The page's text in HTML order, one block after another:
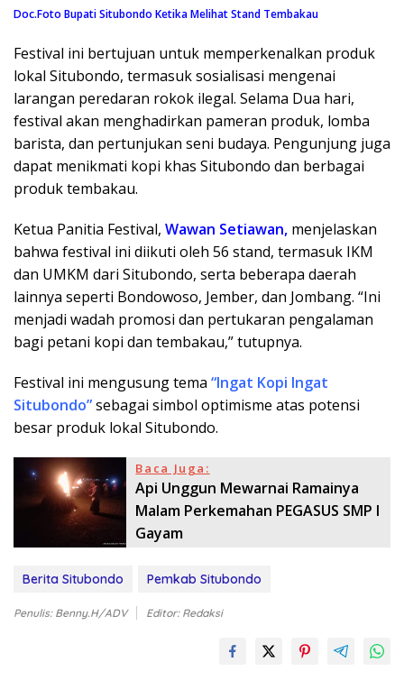
Doc.Foto Bupati Situbondo Ketika Melihat Stand Tembakau
Festival ini bertujuan untuk memperkenalkan produk
lokal Situbondo, termasuk sosialisasi mengenai
larangan peredaran rokok ilegal. Selama Dua hari,
festival akan menghadirkan pameran produk, lomba
barista, dan pertunjukan seni budaya. Pengunjung juga
dapat menikmati kopi khas Situbondo dan berbagai
produk tembakau.
Ketua Panitia Festival, Wawan Setiawan, menjelaskan
bahwa festival ini diikuti oleh 56 stand, termasuk IKM
dan UMKM dari Situbondo, serta beberapa daerah
lainnya seperti Bondowoso, Jember, dan Jombang. “Ini
menjadi wadah promosi dan pertukaran pengalaman
bagi petani kopi dan tembakau,” tutupnya.
Festival ini mengusung tema “Ingat Kopi Ingat
Situbondo”sebagai simbol optimisme atas potensi
besar produk lokal Situbondo.
Baca Juga:
Api Unggun Mewarnai Ramainya
Malam Perkemahan PEGASUS SMP I
Gayam
Berita Situbondo Pemkab Situbondo
Penulis: Benny.H/ADV Editor: Redaksi